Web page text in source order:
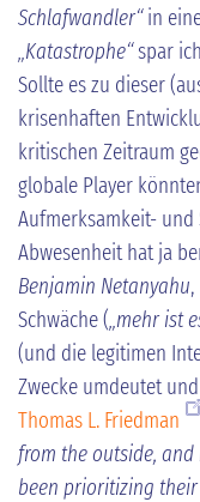
Schlafwandler“in
„Katastrophe“spar
Sollte es zu dieser
krisenhaften
kritischen Zeitraum
globale Player
Aufmerksamkeit- und
Abwesenheit hat ja
Benjamin Netanyahu
Schwäche („mehr ist
(und die legitimen
Zwecke umdeutet
Thomas L. Friedman
from the outside,
been prioritizing